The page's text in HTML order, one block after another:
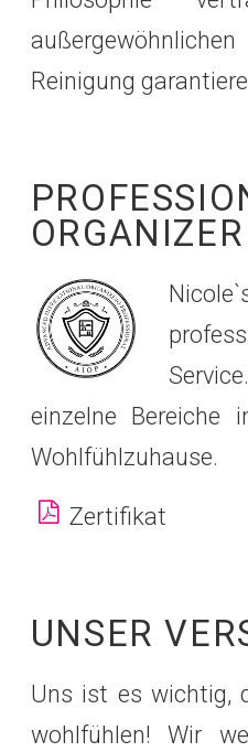
Reinigung
ORGANIZER
einzelne Bereiche
Wohlfühlzuhause.
Zertifikat
UNSER
Uns ist es wichtig,
wohlfühlen! Wir